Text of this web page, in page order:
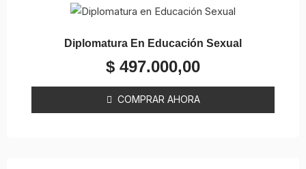
Diplomatura En Educación Sexual
$ 497.000,00
COMPRAR AHORA